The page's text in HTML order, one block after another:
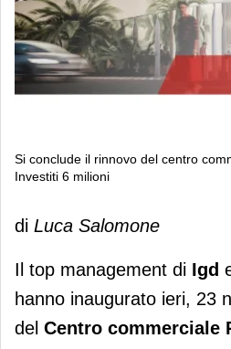
Si conclude il rinnovo del centro
Investiti 6 milioni
Si conclude il rinnovo
commerciale
milioni
di Luca Salomone
Il top management di Igd
hanno inaugurato ieri, 23
del Centro commerciale